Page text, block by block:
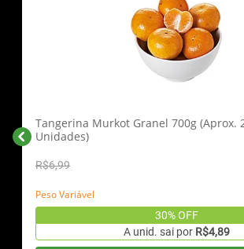
Tangerina Murkot Granel 700g (Aprox.
Unidades)
R$6,99
Peso Variável
30% OFF
A unid. sai por R$4,89